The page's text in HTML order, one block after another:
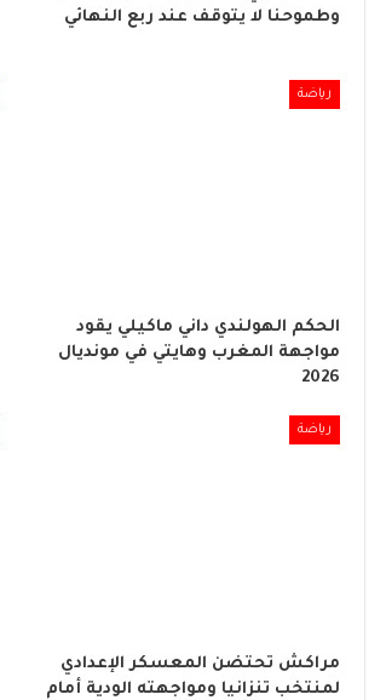
وطموحنا لا يتوقف عند ربع النهائي
رياضة
الحكم الهولندي داني ماكيلي يقود
مواجهة المغرب وهايتي في مونديال
2026
رياضة
مراكش تحتضن المعسكر الإعدادي
لمنتخب تنزانيا ومواجهته الودية أمام